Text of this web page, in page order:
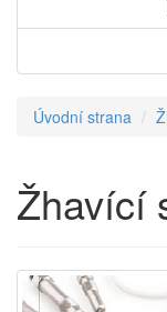
Úvodní strana
Žhavící